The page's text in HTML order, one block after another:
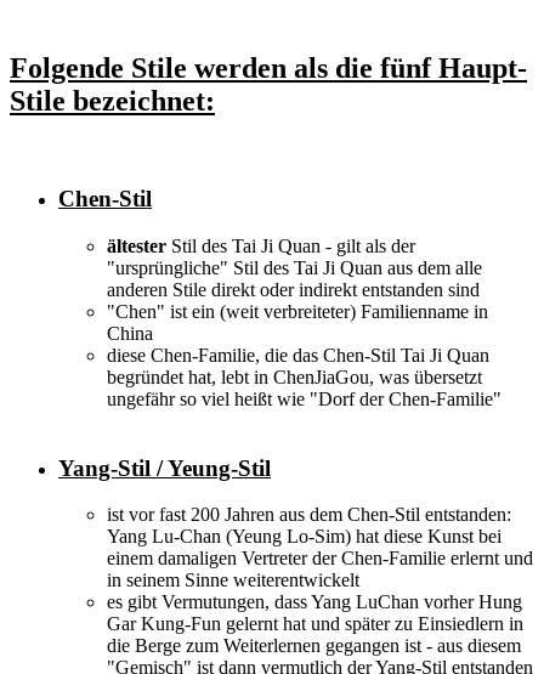
Folgende Stile werden als die fünf Haupt-
Stile bezeichnet:
Chen-Stil
ältester Stil des Tai Ji Quan - gilt als der
"ursprüngliche" Stil des Tai Ji Quan aus dem alle
anderen Stile direkt oder indirekt entstanden sind
"Chen" ist ein (weit verbreiteter) Familienname in
China
diese Chen-Familie, die das Chen-Stil Tai Ji Quan
begründet hat, lebt in ChenJiaGou, was übersetzt
ungefähr so viel heißt wie "Dorf der Chen-Familie"
Yang-Stil / Yeung-Stil
ist vor fast 200 Jahren aus dem Chen-Stil entstanden:
Yang Lu-Chan (Yeung Lo-Sim) hat diese Kunst bei
einem damaligen Vertreter der Chen-Familie erlernt und
in seinem Sinne weiterentwickelt
es gibt Vermutungen, dass Yang LuChan vorher Hung
Gar Kung-Fun gelernt hat und später zu Einsiedlern in
die Berge zum Weiterlernen gegangen ist - aus diesem
"Gemisch" ist dann vermutlich der Yang-Stil entstanden